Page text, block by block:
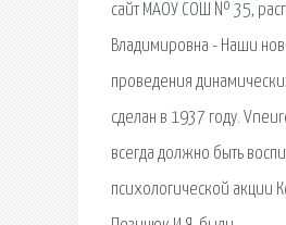
сайт МАОУ СОШ № 35,
Владимировна - Наши
проведения
сделан в 1937 году.
всегда должно быть
психологической акции